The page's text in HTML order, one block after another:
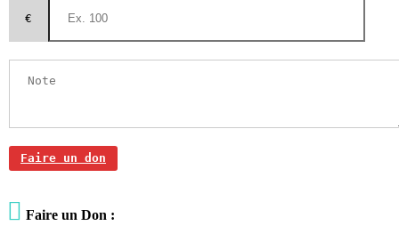
€
Faire un don
 Faire un Don :